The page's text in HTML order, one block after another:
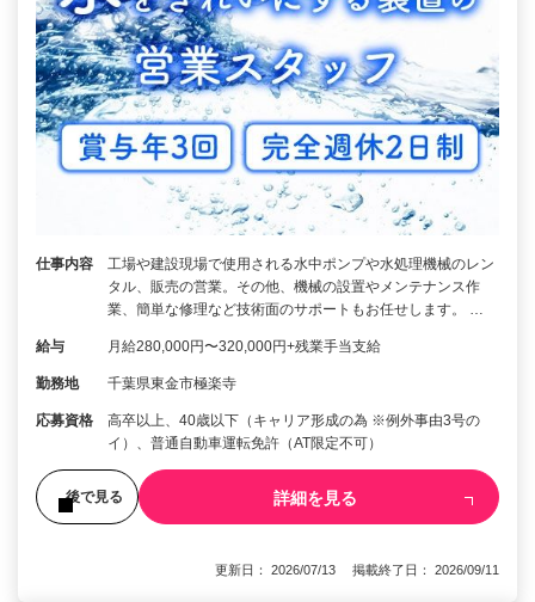
仕事内容
工場や建設現場で使用される水中ポンプや水処理機械のレン
タル、販売の営業。その他、機械の設置やメンテナンス作
業、簡単な修理など技術面のサポートもお任せします。 …
給与 月給280,000円〜320,000円+残業手当支給
勤務地 千葉県東金市極楽寺
応募資格
高卒以上、40歳以下（キャリア形成の為 ※例外事由3号の
イ）、普通自動車運転免許（AT限定不可）
後で見る 詳細を見る
更新日： 2026/07/13 掲載終了日： 2026/09/11